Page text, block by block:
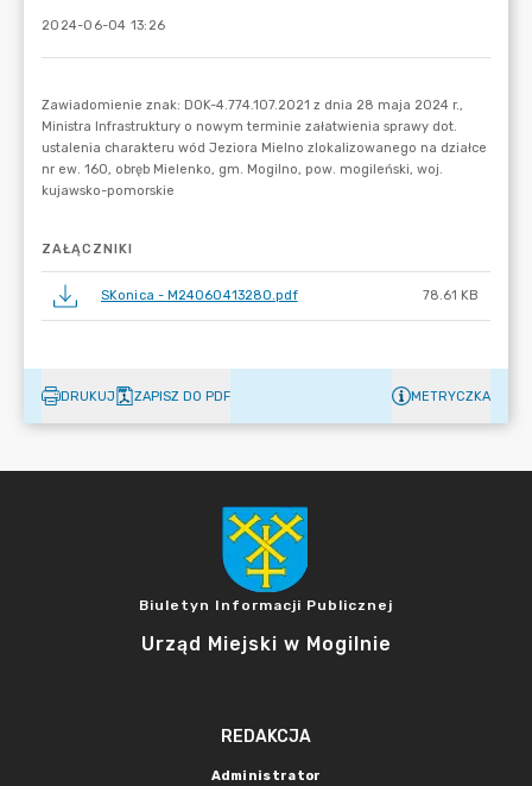
2024-06-04 13:26
ZAŁĄCZNIKI
SKonica - M24060413280.pdf 78.61 KB
DRUKUJ ZAPISZ DO PDF METRYCZKA
Biuletyn Informacji Publicznej
Urząd Miejski w Mogilnie
REDAKCJA
Administrator